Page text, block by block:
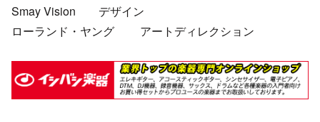
Smay Vision デザイン
ローランド・ヤング アートディレクション